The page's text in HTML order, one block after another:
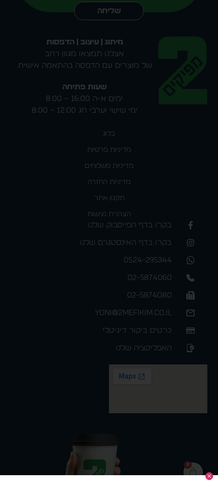
0
שליחה
מיתוג | עיצוב | הדפסות
אצלנו תמצאו מגוון רחב
של מוצרים עם הדפסה בהתאמה אישית.
שעות פתיחה
ימים א-ה 16:00 – 8:00
ימי שישי וערבי חג 12:00 – 8:00
בלוג
מדיניות פרטיות
מדיניות משלוחים
מדיניות החזרה
תקנון אתר
הצהרת נגישות
בקרו בדף הפייסבוק שלנו
בקרו בדף האינסטגרם שלנו
0524-295344
02-5874060
02-5874080
yoni@2mefikim.co.il
כרטיס ביקור דיגיטלי
האפליקציה שלנו